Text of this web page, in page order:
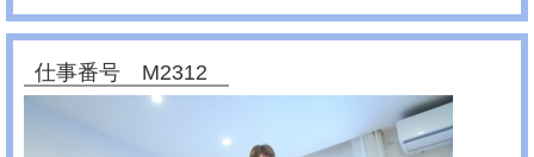
仕事番号 M2312